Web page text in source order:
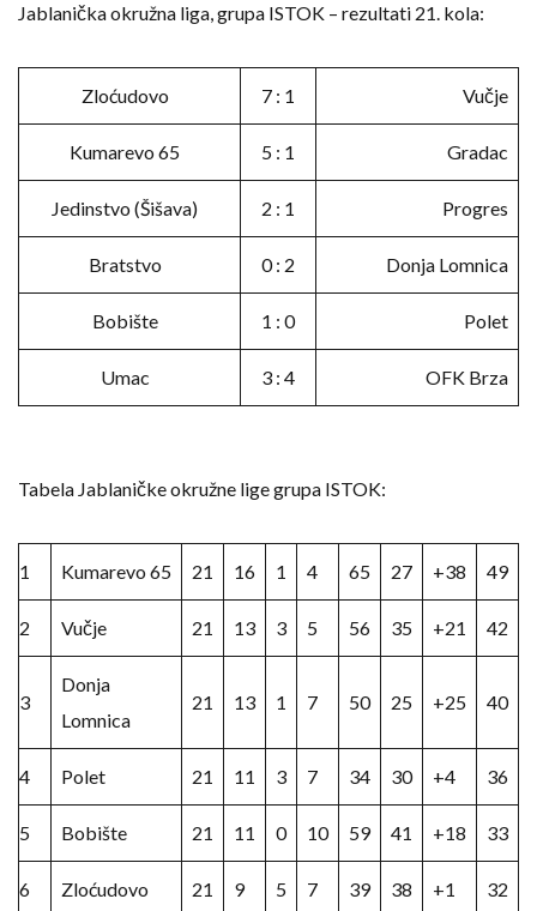
Jablanička okružna liga, grupa ISTOK – rezultati 21. kola:
Zloćudovo 7 : 1 Vučje
Kumarevo 65 5 : 1 Gradac
Jedinstvo (Šišava) 2 : 1 Progres
Bratstvo 0 : 2 Donja Lomnica
Bobište 1 : 0 Polet
Umac 3 : 4 OFK Brza
Tabela Jablaničke okružne lige grupa ISTOK:
1 Kumarevo 65 21 16 1 4 65 27 +38 49
2 Vučje 21 13 3 5 56 35 +21 42
3
Donja
Lomnica
21 13 1 7 50 25 +25 40
4 Polet 21 11 3 7 34 30 +4 36
5 Bobište 21 11 0 10 59 41 +18 33
6 Zloćudovo 21 9 5 7 39 38 +1 32